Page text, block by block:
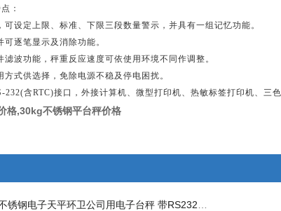
：
可设定上限、标准、下限三段数量警示，并具有一组记忆功能。
可逐笔显示及消除功能。
滤波功能，秤重反应速度可依使用环境不同作调整。
方式供选择，免除电源不稳及停电困扰。
232(含RTC)接口，外接计算机、微型打印机、热敏标签打印机、三
格,30kg不锈钢平台秤价格
锈钢电子天平